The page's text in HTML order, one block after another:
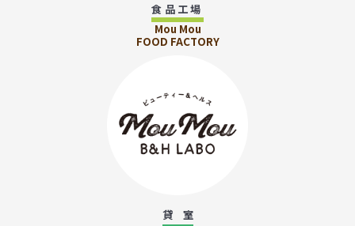
食品工場
Mou Mou
FOOD FACTORY
貸 室